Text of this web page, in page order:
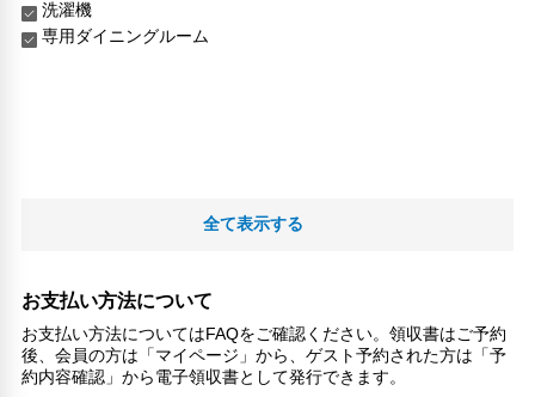
洗濯機
専用ダイニングルーム
全て表示する
お支払い方法について
お支払い方法についてはFAQをご確認ください。領収書はご予約
後、会員の方は「マイページ」から、ゲスト予約された方は「予
約内容確認」から電子領収書として発行できます。